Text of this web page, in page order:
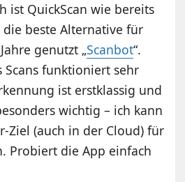
ist QuickScan wie bereits
beste Alternative für
genutzt „Scanbot“.
Scans funktioniert sehr
ist erstklassig und
wichtig – ich kann
Ziel (auch in der Cloud) für
Probiert die App einfach